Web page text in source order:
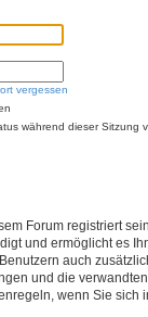
vergessen
während dieser Sitzung
Forum registriert
und ermöglicht es
auch
und die
wenn Sie sich